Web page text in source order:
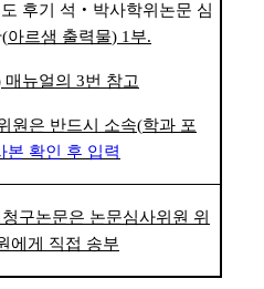
후기 석 ‧ 박사학위논문 심
(아르샘 출력물) 1 부.
매뉴얼의 3번 참고
원은 반드시 소속(학과 포
본 확인 후 입력
구논문은 논문심사위원 위
에게 직접 송부